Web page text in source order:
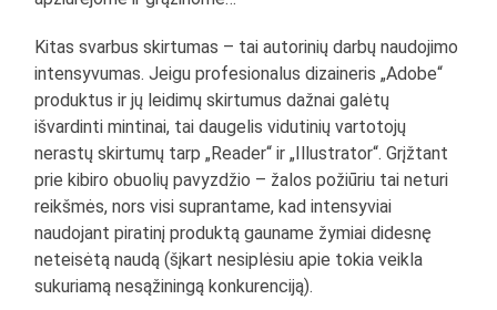
Kitas svarbus skirtumas – tai autorinių darbų naudojimo
intensyvumas. Jeigu profesionalus dizaineris „Adobe“
produktus ir jų leidimų skirtumus dažnai galėtų
išvardinti mintinai, tai daugelis vidutinių vartotojų
nerastų skirtumų tarp „Reader“ ir „Illustrator“. Grįžtant
prie kibiro obuolių pavyzdžio – žalos požiūriu tai neturi
reikšmės, nors visi suprantame, kad intensyviai
naudojant piratinį produktą gauname žymiai didesnę
neteisėtą naudą (šįkart nesiplėsiu apie tokia veikla
sukuriamą nesąžiningą konkurenciją).